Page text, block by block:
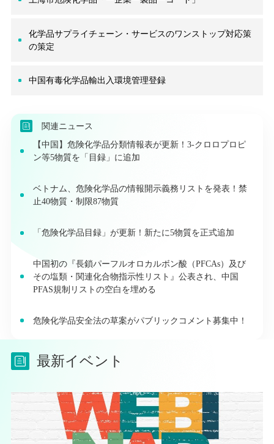
化学品サプライチェーン・サービスのワンストップ対応策
の策定
中国有毒化学品輸出入環境管理登録
関連ニュース
【中国】危険化学品分類情報表が更新！3-クロロプロピ
ン等5物質を「目録」に追加
ベトナム、危険化学品の情報開示義務リストを発表！禁
止40物質・制限87物質
「危険化学品目録」が更新！新たに5物質を正式追加
中国初の『長鎖パーフルオロカルボン酸（PFCAs）及び
その塩類・関連化合物指示性リスト』公表され、中国
PFAS規制リストの空白を埋める
危険化学品安全法の草案がパブリックコメント募集中！
最新イベント